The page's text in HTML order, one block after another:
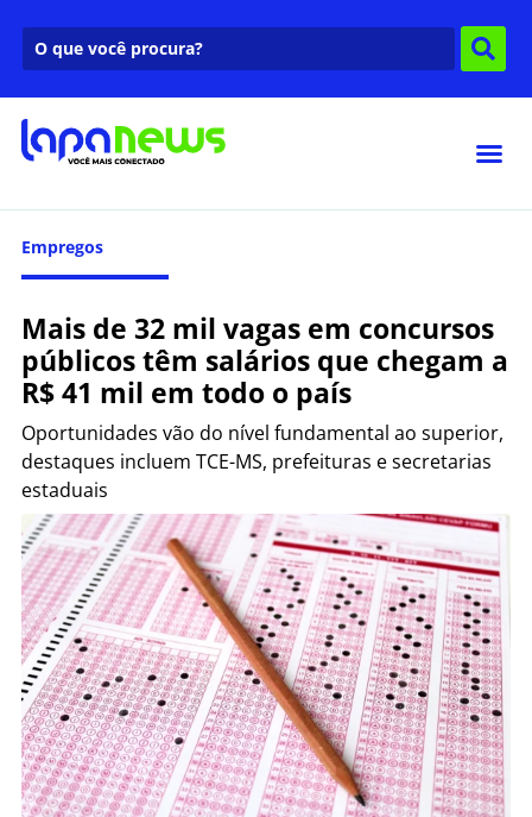
Empregos
Mais de 32 mil vagas em concursos
públicos têm salários que chegam a
R$ 41 mil em todo o país
Oportunidades vão do nível fundamental ao superior,
destaques incluem TCE-MS, prefeituras e secretarias
estaduais